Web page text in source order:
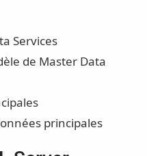
Services
de Master Data
principales